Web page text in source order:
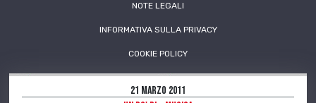
21 Marzo 2011
NOTE LEGALI
INFORMATIVA SULLA PRIVACY
COOKIE POLICY